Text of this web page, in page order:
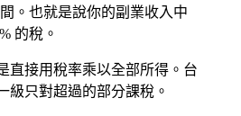
。也就是說你的副業收入中
的稅。
直接用稅率乘以全部所得。台
級只對超過的部分課稅。